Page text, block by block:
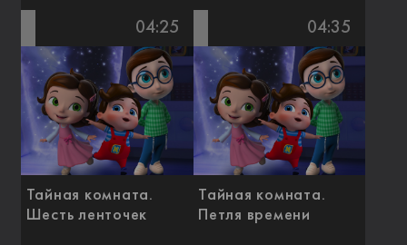
04:25
Тайная комната.
Шесть ленточек
04:35
Тайная комната.
Петля времени